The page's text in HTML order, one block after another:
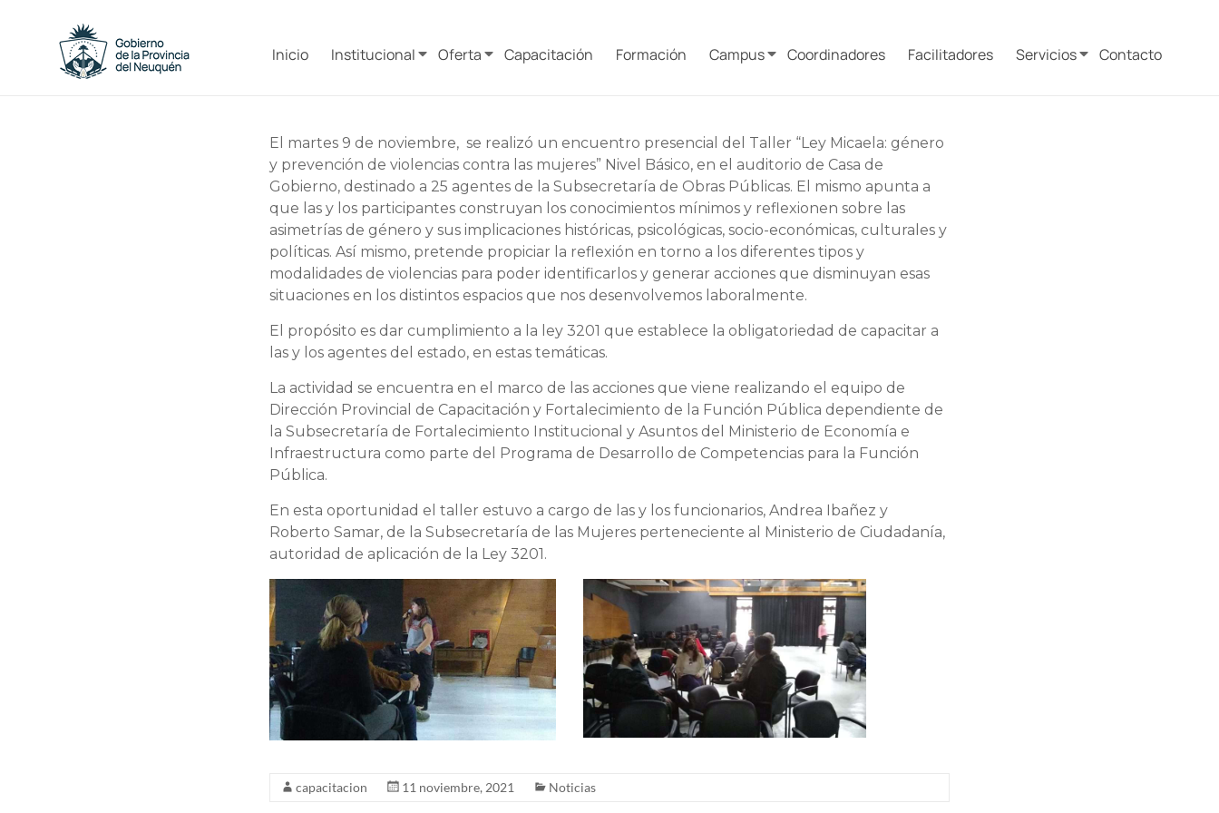
contenidoCapacitacion
y
Inicio Institucional Oferta Capacitación Formación Campus Coordinadores Facilitadores Servicios Contacto
El martes 9 de noviembre, se realizó un encuentro presencial del Taller “Ley Micaela: género
y prevención de violencias contra las mujeres” Nivel Básico, en el auditorio de Casa de
Gobierno, destinado a 25 agentes de la Subsecretaría de Obras Públicas. El mismo apunta a
que las y los participantes construyan los conocimientos mínimos y reflexionen sobre las
asimetrías de género y sus implicaciones históricas, psicológicas, socio-económicas, culturales y
políticas. Así mismo, pretende propiciar la reflexión en torno a los diferentes tipos y
modalidades de violencias para poder identificarlos y generar acciones que disminuyan esas
situaciones en los distintos espacios que nos desenvolvemos laboralmente.
El propósito es dar cumplimiento a la ley 3201 que establece la obligatoriedad de capacitar a
las y los agentes del estado, en estas temáticas.
La actividad se encuentra en el marco de las acciones que viene realizando el equipo de
Dirección Provincial de Capacitación y Fortalecimiento de la Función Pública dependiente de
la Subsecretaría de Fortalecimiento Institucional y Asuntos del Ministerio de Economía e
Infraestructura como parte del Programa de Desarrollo de Competencias para la Función
Pública.
En esta oportunidad el taller estuvo a cargo de las y los funcionarios, Andrea Ibañez y
Roberto Samar, de la Subsecretaría de las Mujeres perteneciente al Ministerio de Ciudadanía,
autoridad de aplicación de la Ley 3201.
capacitacion 11 noviembre, 2021 Noticias